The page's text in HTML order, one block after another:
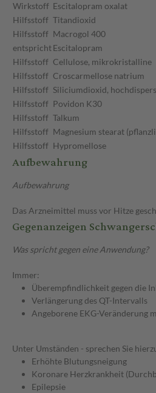
Wirkstoff Escitalopram oxalat
Hilfsstoff Titandioxid
Hilfsstoff Macrogol 400
entsprichtEscitalopram
Hilfsstoff Cellulose, mikrokristalline
Hilfsstoff Croscarmellose natrium
Hilfsstoff Siliciumdioxid,
Hilfsstoff Povidon K30
Hilfsstoff Talkum
Hilfsstoff Magnesium stearat
Hilfsstoff Hypromellose
Aufbewahrung
Aufbewahrung
Das Arzneimittel muss vor Hitze
Gegenanzeigen
Was spricht gegen eine Anwendung?
Immer:
Überempfindlichkeit gegen die
Verlängerung des QT-Intervalls
Angeborene EKG-Veränderung
Unter Umständen - sprechen Sie
Erhöhte Blutungsneigung
Koronare Herzkrankheit
Epilepsie